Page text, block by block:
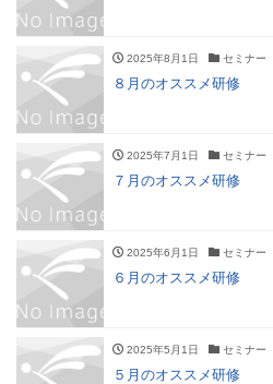
2025年8月1日 セミナー
８月のオススメ研修
2025年7月1日 セミナー
７月のオススメ研修
2025年6月1日 セミナー
６月のオススメ研修
2025年5月1日 セミナー
５月のオススメ研修